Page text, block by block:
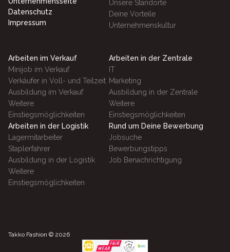
Datenschutz
Impressum
Unsere Standorte
Deine Vorteile
Unternehmenskultur
Arbeiten im Verkauf
Minijob im Verkauf
Verkäufer in Voll- und Teilzeit
Ausbildung im Verkauf
Weitere
Einstiegsmöglichkeiten
Arbeiten in der Zentrale
IT
Marketing
Ausbildung in der Zentrale
Weitere
Einstiegsmöglichkeiten
Arbeiten in der Logistik
Lagermitarbeiter
Staplerfahrer
Ausbildung in der Logistik
Weitere
Einstiegsmöglichkeiten
Rund um Deine Bewerbung
Jobsuche
Bewerbungstipps
Job Benachrichtigung
Takko Fashion © 2026